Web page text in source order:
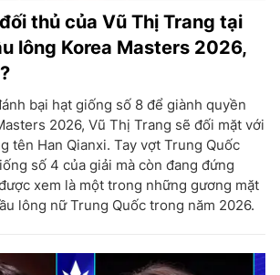
thủ của Vũ Thị Trang tại
lông Korea Masters 2026,
bại hạt giống số 8 để giành quyền
2026, Vũ Thị Trang sẽ đối mặt với
tên Han Qianxi. Tay vợt Trung Quốc
số 4 của giải mà còn đang đứng
xem là một trong những gương mặt
lông nữ Trung Quốc trong năm 2026.